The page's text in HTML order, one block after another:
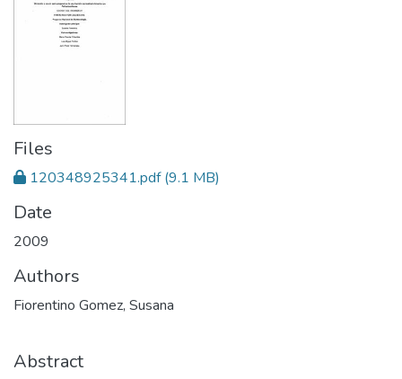
Files
120348925341.pdf(9.1 MB)
Date
2009
Authors
Fiorentino Gomez, Susana
Abstract